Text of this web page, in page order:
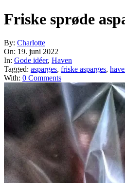
Friske sprøde
By: Charlotte
On: 19. juni 2022
In: Gode idéer, Haven
Tagged: asparges, friske asparges,
With: 0 Comments